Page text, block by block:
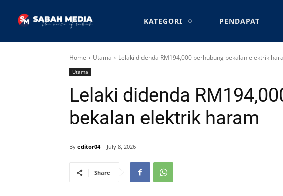
KATEGORI PENDAPAT
Home Utama Lelaki didenda RM194,000 berhubung bekalan elektrik
Utama
Lelaki didenda
bekalan elektrik haram
By editor04 July 8, 2026
Share